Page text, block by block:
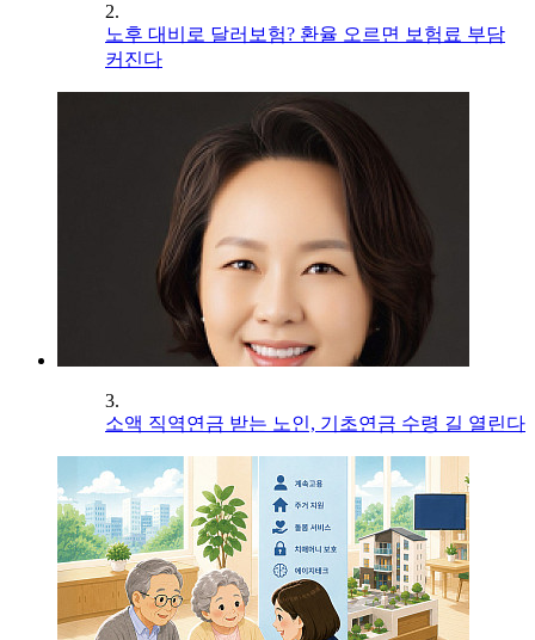
2.
노후 대비로 달러보험? 환율 오르면 보험료 부담
커진다
3.
소액 직역연금 받는 노인, 기초연금 수령 길 열린다